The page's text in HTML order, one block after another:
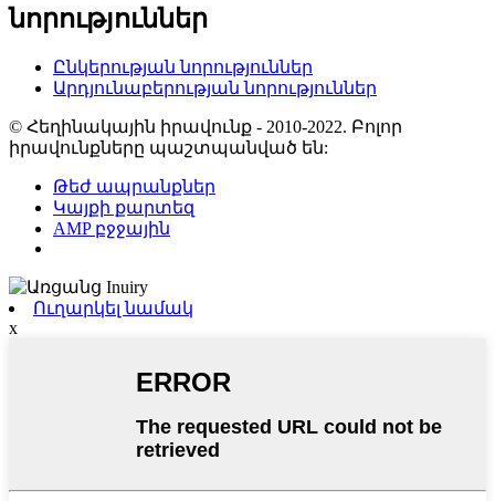
նորություններ
Ընկերության նորություններ
Արդյունաբերության նորություններ
© Հեղինակային իրավունք - 2010-2022. Բոլոր
իրավունքները պաշտպանված են:
Թեժ ապրանքներ
Կայքի քարտեզ
AMP բջջային
Ուղարկել նամակ
x